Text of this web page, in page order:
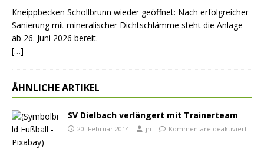
Kneippbecken Schollbrunn wieder geöffnet: Nach erfolgreicher
Sanierung mit mineralischer Dichtschlämme steht die Anlage
ab 26. Juni 2026 bereit.
[…]
ÄHNLICHE ARTIKEL
SV Dielbach verlängert mit Trainerteam
20. Februar 2014 jh Kommentare deaktiviert